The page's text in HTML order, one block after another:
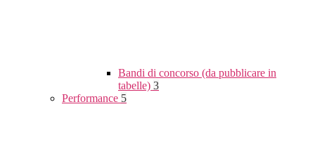
Bandi di concorso (da pubblicare in
tabelle) 3
Performance 5